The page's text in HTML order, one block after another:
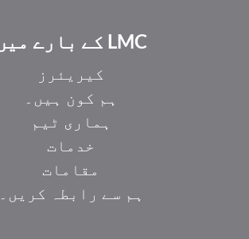
LMC کے بارے میں
کیریئرز
ہم کون ہیں۔
ہماری ٹیم
خدمات
مقامات
ہم سے رابطہ کریں۔